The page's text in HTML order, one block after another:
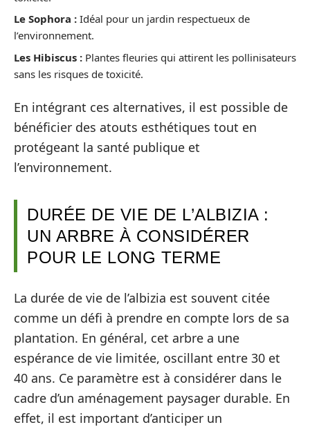
Le Sophora : Idéal pour un jardin respectueux de
l’environnement.
Les Hibiscus : Plantes fleuries qui attirent les pollinisateurs
sans les risques de toxicité.
En intégrant ces alternatives, il est possible de
bénéficier des atouts esthétiques tout en
protégeant la santé publique et
l’environnement.
DURÉE DE VIE DE L’ALBIZIA :
UN ARBRE À CONSIDÉRER
POUR LE LONG TERME
La durée de vie de l’albizia est souvent citée
comme un défi à prendre en compte lors de sa
plantation. En général, cet arbre a une
espérance de vie limitée, oscillant entre 30 et
40 ans. Ce paramètre est à considérer dans le
cadre d’un aménagement paysager durable. En
effet, il est important d’anticiper un